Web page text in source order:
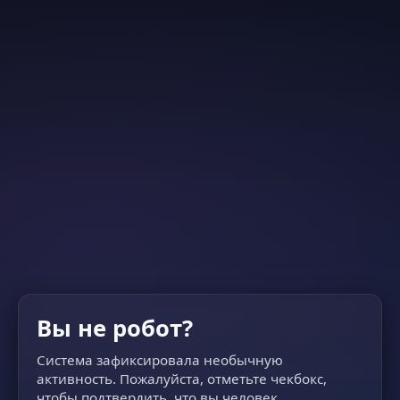
Вы не робот?
Система зафиксировала необычную
активность. Пожалуйста, отметьте чекбокс,